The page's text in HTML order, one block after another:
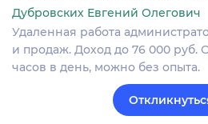
Дубровских Евгений Олегович
Удаленная работа
и продаж. Доход до 76 000 руб.
часов в день, можно без опыта.